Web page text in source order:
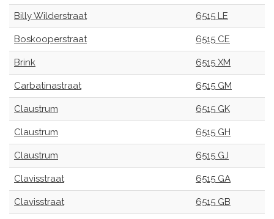
Billy Wilderstraat 6515 LE
Boskooperstraat 6515 CE
Brink 6515 XM
Carbatinastraat 6515 GM
Claustrum 6515 GK
Claustrum 6515 GH
Claustrum 6515 GJ
Clavisstraat 6515 GA
Clavisstraat 6515 GB